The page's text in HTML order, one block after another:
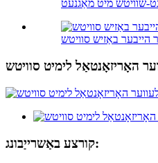
שוויטש מיט מאַגנעט
הייבער באַזיש סוויטש
האָריזאָנטאַל לימיט סוויטש
קורצע באַשרייַבונג: